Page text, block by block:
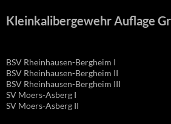
Kleinkalibergewehr Auflage
BSV Rheinhausen-Bergheim I
BSV Rheinhausen-Bergheim II
BSV Rheinhausen-Bergheim III
SV Moers-Asberg I
SV Moers-Asberg II